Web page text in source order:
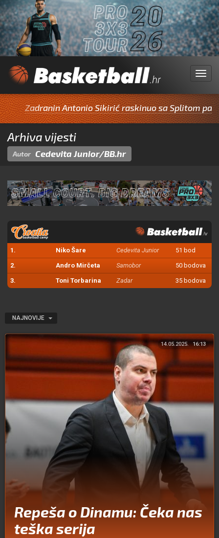
Menu
Antonio Sikirić raskinuo sa Splitom pa potpisao
Arhiva vijesti
Autor Cedevita Junior/BB.hr
1. Niko Šare Cedevita Junior 51 bod
2. Andro Mirčeta Samobor 50 bodova
3. Toni Torbarina Zadar 35 bodova
NAJNOVIJE
14.05.2025. 16:13
Repeša o Dinamu: Čeka nas
teška serija